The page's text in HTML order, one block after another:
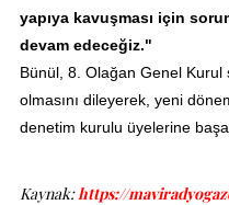
yapıya kavuşması için
devam edeceğiz."
​Bünül, 8. Olağan Genel Kurul
olmasını dileyerek, yeni
denetim kurulu üyelerine
Kaynak:https://